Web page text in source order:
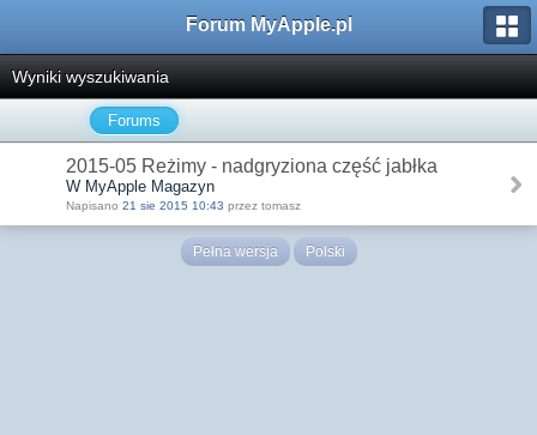
Forum MyApple.pl
Wyniki wyszukiwania
Forums
2015-05 Reżimy - nadgryziona część jabłka
W MyApple Magazyn
Napisano 21 sie 2015 10:43 przez tomasz
Pełna wersja Polski